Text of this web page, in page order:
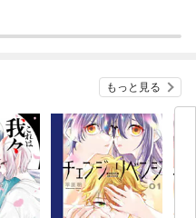
もっと見る